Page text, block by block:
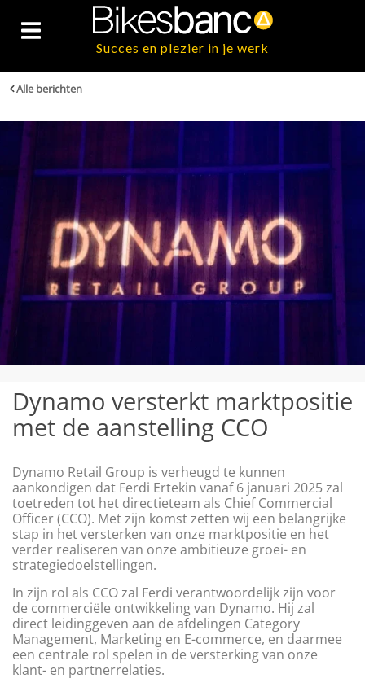
Succes en plezier in je werk
Alle berichten
Dynamo versterkt marktpositie
met de aanstelling CCO
Dynamo Retail Group is verheugd te kunnen
aankondigen dat Ferdi Ertekin vanaf 6 januari 2025 zal
toetreden tot het directieteam als Chief Commercial
Officer (CCO). Met zijn komst zetten wij een belangrijke
stap in het versterken van onze marktpositie en het
verder realiseren van onze ambitieuze groei- en
strategiedoelstellingen.
In zijn rol als CCO zal Ferdi verantwoordelijk zijn voor
de commerciële ontwikkeling van Dynamo. Hij zal
direct leidinggeven aan de afdelingen Category
Management, Marketing en E-commerce, en daarmee
een centrale rol spelen in de versterking van onze
klant- en partnerrelaties.